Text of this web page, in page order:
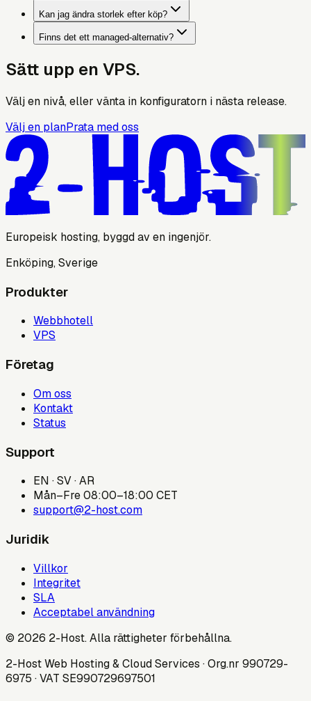
Kan jag ändra storlek efter köp?
Finns det ett managed-alternativ?
Sätt upp en VPS.
Välj en nivå, eller vänta in konfiguratorn i nästa release.
Välj en planPrata med oss
Europeisk hosting, byggd av en ingenjör.
Enköping, Sverige
Produkter
Webbhotell
VPS
Företag
Om oss
Kontakt
Status
Support
EN · SV · AR
Mån–Fre 08:00–18:00 CET
support@2-host.com
Juridik
Villkor
Integritet
SLA
Acceptabel användning
© 2026 2-Host. Alla rättigheter förbehållna.
2-Host Web Hosting & Cloud Services · Org.nr 990729-
6975 · VAT SE990729697501